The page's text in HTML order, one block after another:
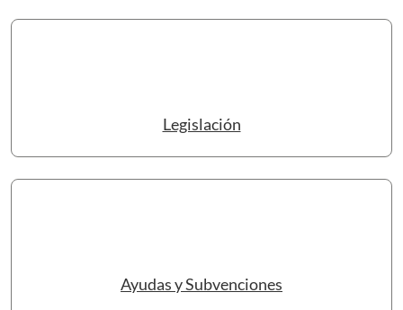
Legislación
Ayudas y Subvenciones